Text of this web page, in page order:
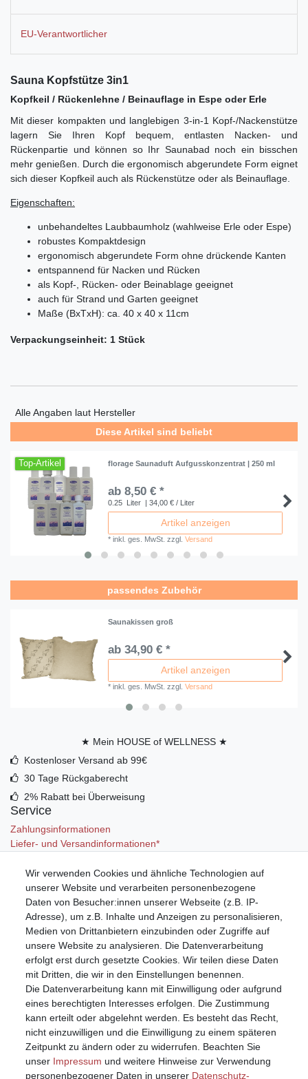
EU-Verantwortlicher
Sauna Kopfstütze 3in1
Kopfkeil / Rückenlehne / Beinauflage in Espe oder Erle
Mit dieser kompakten und langlebigen 3-in-1 Kopf-/Nackenstütze
lagern Sie Ihren Kopf bequem, entlasten Nacken- und
Rückenpartie und können so Ihr Saunabad noch ein bisschen
mehr genießen. Durch die ergonomisch abgerundete Form eignet
sich dieser Kopfkeil auch als Rückenstütze oder als Beinauflage.
Eigenschaften:
unbehandeltes Laubbaumholz (wahlweise Erle oder Espe)
robustes Kompaktdesign
ergonomisch abgerundete Form ohne drückende Kanten
entspannend für Nacken und Rücken
als Kopf-, Rücken- oder Beinablage geeignet
auch für Strand und Garten geeignet
Maße (BxTxH): ca. 40 x 40 x 11cm
Verpackungseinheit: 1 Stück
Alle Angaben laut Hersteller
Diese Artikel sind beliebt
Top-Artikel florage Saunaduft Aufgusskonzentrat | 250 ml
ab 8,50 € *
0.25 Liter | 34,00 € / Liter
Artikel anzeigen
*inkl. ges. MwSt. zzgl.Versand
passendes Zubehör
Saunakissen groß
ab 34,90 € *
Artikel anzeigen
*inkl. ges. MwSt. zzgl.Versand
★ Mein HOUSE of WELLNESS ★
Kostenloser Versand ab 99€
30 Tage Rückgaberecht
2% Rabatt bei Überweisung
Service
Zahlungsinformationen
Liefer- und Versandinformationen*
Mein Konto
Registrieren
Anmelden (Login)
Warenkorb
Wir verwenden Cookies und ähnliche Technologien auf
unserer Website und verarbeiten personenbezogene
Daten von Besucher:innen unserer Webseite (z.B. IP-
Adresse), um z.B. Inhalte und Anzeigen zu personalisieren,
Medien von Drittanbietern einzubinden oder Zugriffe auf
unsere Website zu analysieren. Die Datenverarbeitung
erfolgt erst durch gesetzte Cookies. Wir teilen diese Daten
mit Dritten, die wir in den Einstellungen benennen.
Die Datenverarbeitung kann mit Einwilligung oder aufgrund
eines berechtigten Interesses erfolgen. Die Zustimmung
kann erteilt oder abgelehnt werden. Es besteht das Recht,
nicht einzuwilligen und die Einwilligung zu einem späteren
Zeitpunkt zu ändern oder zu widerrufen. Beachten Sie
unser Impressum und weitere Hinweise zur Verwendung
personenbezogener Daten in unserer Daten­schutz­